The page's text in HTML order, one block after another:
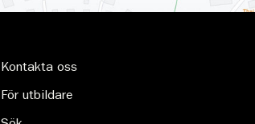
Kontakta oss
För utbildare